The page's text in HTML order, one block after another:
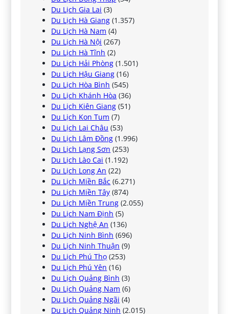
Du Lịch Gia Lai (3)
Du Lịch Hà Giang (1.357)
Du Lịch Hà Nam (4)
Du Lịch Hà Nội (267)
Du Lịch Hà Tĩnh (2)
Du Lịch Hải Phòng (1.501)
Du Lịch Hậu Giang (16)
Du Lịch Hòa Bình (545)
Du Lịch Khánh Hòa (36)
Du Lịch Kiên Giang (51)
Du Lịch Kon Tum (7)
Du Lịch Lai Châu (53)
Du Lịch Lâm Đồng (1.996)
Du Lịch Lạng Sơn (253)
Du Lịch Lào Cai (1.192)
Du Lịch Long An (22)
Du Lịch Miền Bắc (6.271)
Du Lịch Miền Tây (874)
Du Lịch Miền Trung (2.055)
Du Lịch Nam Định (5)
Du Lịch Nghệ An (136)
Du Lịch Ninh Bình (696)
Du Lịch Ninh Thuận (9)
Du Lịch Phú Thọ (253)
Du Lịch Phú Yên (16)
Du Lịch Quảng Bình (3)
Du Lịch Quảng Nam (6)
Du Lịch Quảng Ngãi (4)
Du Lịch Quảng Ninh (2.015)